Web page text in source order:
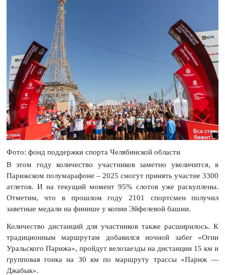
Фото: фонд поддержки спорта Челябинской области
В этом году количество участников заметно увеличится, в
Парижском полумарафоне – 2025 смогут принять участие 3300
атлетов. И на текущий момент 95% слотов уже раскуплены.
Отметим, что в прошлом году 2101 спортсмен получил
заветные медали на финише у копии Эйфелевой башни.
Количество дистанций для участников также расширилось. К
традиционным маршрутам добавился ночной забег «Огни
Уральского Парижа», пройдут велозаезды на дистанции 15 км и
групповая гонка на 30 км по маршруту трассы «Париж —
Джабык».